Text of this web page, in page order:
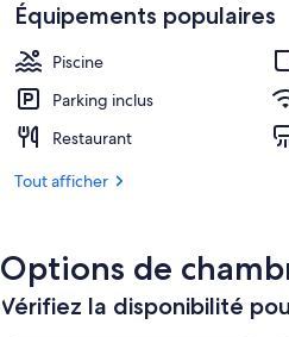
Équipements populaires
Piscine
Parking inclus
Restaurant
Tout afficher
Options de
Vérifiez la disponibilité